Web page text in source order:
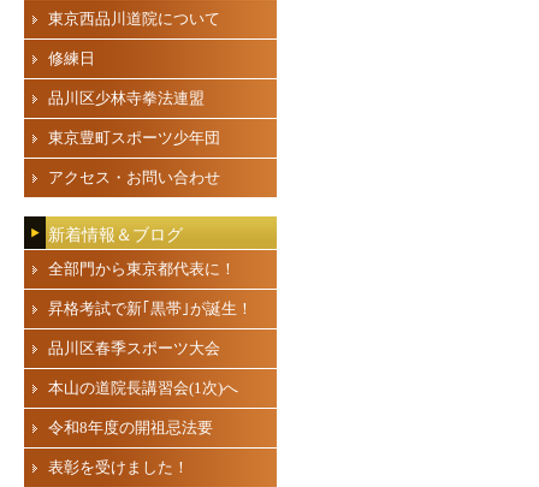
東京西品川道院について
修練日
品川区少林寺拳法連盟
東京豊町スポーツ少年団
アクセス・お問い合わせ
新着情報＆ブログ
全部門から東京都代表に！
昇格考試で新｢黒帯｣が誕生！
品川区春季スポーツ大会
本山の道院長講習会(1次)へ
令和8年度の開祖忌法要
表彰を受けました！